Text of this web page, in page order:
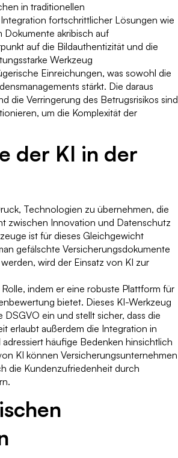
in traditionellen
fortschrittlicher Lösungen wie
Dokumente akribisch auf
auf die Bildauthentizität und die
Werkzeug
Einreichungen, was sowohl die
stärkt. Die daraus
die Verringerung des Betrugsrisikos sind
um die Komplexität der
der KI in der
Technologien zu übernehmen, die
zwischen Innovation und Datenschutz
ist für dieses Gleichgewicht
gefälschte Versicherungsdokumente
wird der Einsatz von KI zur
indem er eine robuste Plattform für
bietet. Dieses KI-Werkzeug
ein und stellt sicher, dass die
erlaubt außerdem die Integration in
häufige Bedenken hinsichtlich
KI können Versicherungsunternehmen
die Kundenzufriedenheit durch